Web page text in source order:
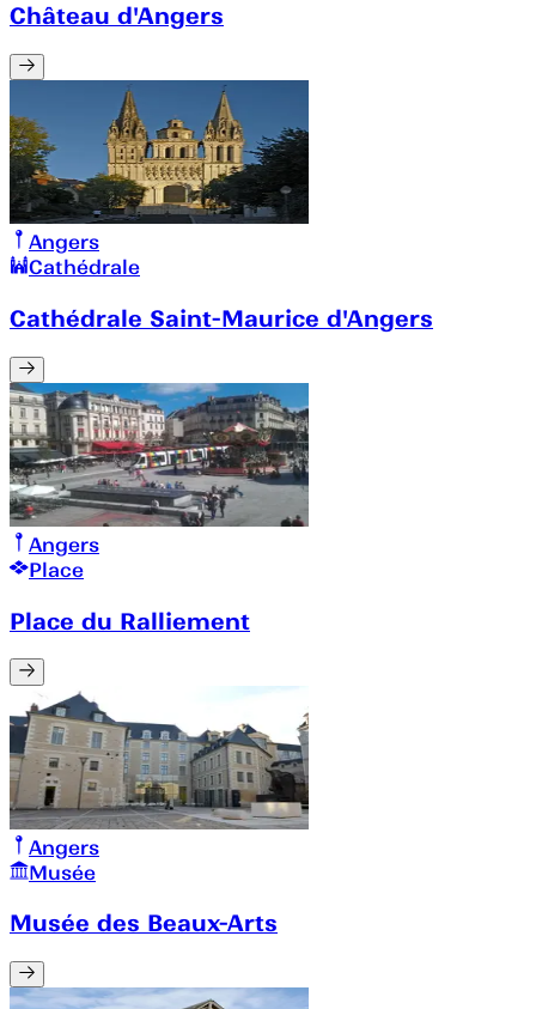
Château d'Angers
Angers
Cathédrale
Cathédrale Saint-Maurice d'Angers
Angers
Place
Place du Ralliement
Angers
Musée
Musée des Beaux-Arts